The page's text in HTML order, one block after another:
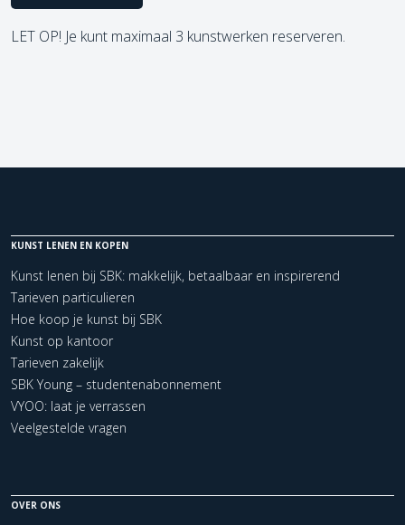
LET OP! Je kunt maximaal 3 kunstwerken reserveren.
KUNST LENEN EN KOPEN
Kunst lenen bij SBK: makkelijk, betaalbaar en inspirerend
Tarieven particulieren
Hoe koop je kunst bij SBK
Kunst op kantoor
Tarieven zakelijk
SBK Young – studentenabonnement
VYOO: laat je verrassen
Veelgestelde vragen
OVER ONS